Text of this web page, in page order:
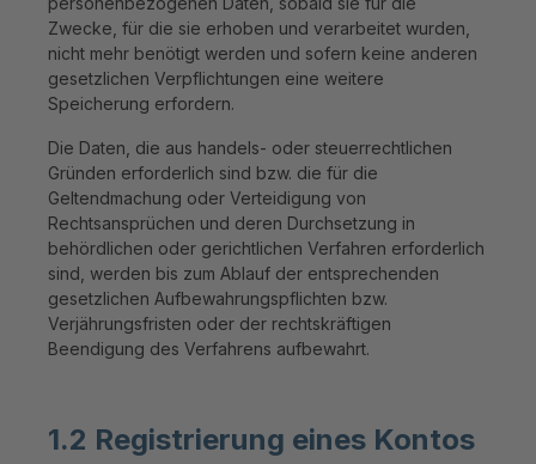
Zwecke, für die sie erhoben und verarbeitet wurden,
nicht mehr benötigt werden und sofern keine anderen
gesetzlichen Verpflichtungen eine weitere
Speicherung erfordern.
Die Daten, die aus handels- oder steuerrechtlichen
Gründen erforderlich sind bzw. die für die
Geltendmachung oder Verteidigung von
Rechtsansprüchen und deren Durchsetzung in
behördlichen oder gerichtlichen Verfahren erforderlich
sind, werden bis zum Ablauf der entsprechenden
gesetzlichen Aufbewahrungspflichten bzw.
Verjährungsfristen oder der rechtskräftigen
Beendigung des Verfahrens aufbewahrt.
1.2 Registrierung eines Kontos